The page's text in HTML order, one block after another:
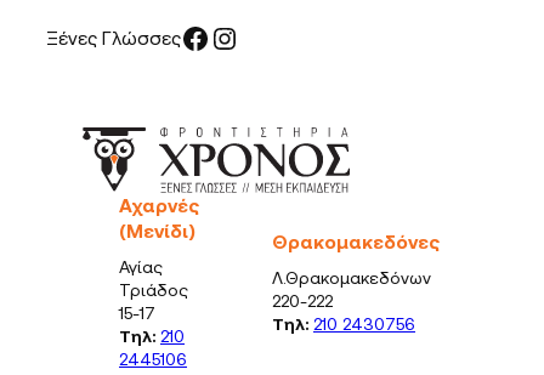
Ξένες ΓλώσσεςFacebook Instagram
Αχαρνές
(Μενίδι)
Αγίας
Τριάδος
15-17
Τηλ: 210
2445106
Θρακομακεδόνες
Λ.Θρακομακεδόνων
220-222
Τηλ: 210 2430756